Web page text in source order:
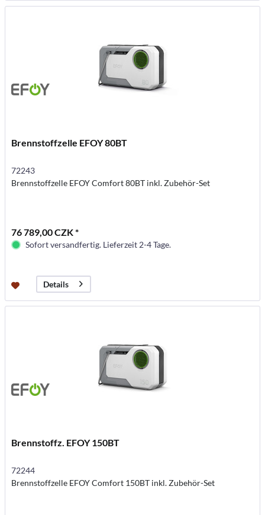
Brennstoffzelle EFOY 80BT
72243
Brennstoffzelle EFOY Comfort 80BT inkl. Zubehör-Set
76 789,00 CZK *
Sofort versandfertig. Lieferzeit 2-4 Tage.
Details
Brennstoffz. EFOY 150BT
72244
Brennstoffzelle EFOY Comfort 150BT inkl. Zubehör-Set